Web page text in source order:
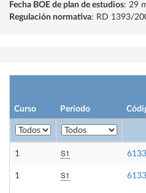
Fecha BOE de plan de estudios: 29
Regulación normativa: RD 1393/
Curso Periodo
1 S1
1 S1